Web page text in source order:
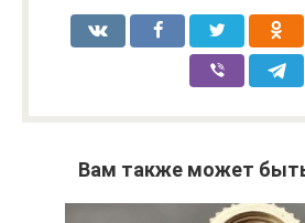
Вам также может